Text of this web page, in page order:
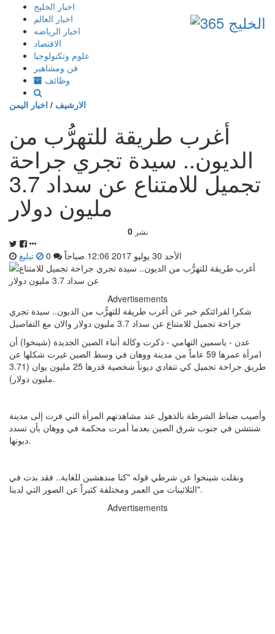
إذهب
المحتوى
اخبار الخليج
اخبار العالم
اخبار الرياضه
الاقتصاد
علوم وتكنولوجيا
فن ومشاهير
وظائف
الارشيف / اخبار اليمن
أغرب طريقة للتهرُّب من
الديون.. سيدة تجري جراحة
تجميل للامتناع عن سداد 3.7
مليون دولار
0 نشر
الأحد 30 يوليو 2017 12:06 صباحاً تبليغ
Advertisements
شكرا لقرائتكم خبر عن أغرب طريقة للتهرُّب من الديون.. سيدة تجري
جراحة تجميل للامتناع عن سداد 3.7 مليون دولار والان مع التفاصيل
عدن - ياسمين التهامي - ذكرت وكالة أنباء الصين الجديدة (شينخوا) أن
امرأة عمرها 59 عاماً من مدينة ووهان في وسط الصين غيرت شكلها عن
طريق جراحة تجميل كي تتفادي ديوناً شخصية قدرها 25 مليون يوان (3.71
مليون دولار).
وأصيب ضباط الشرطة بالذهول عند مشاهدتهم المرأة التي فرت إلى مدينة
شنتشن في جنوب شرق الصين بعدما أمرت محكمة في ووهان بأن تسدد
ديونها.
ونقلت شينخوا عن شرطي قوله "كنا مندهشين للغاية.. فقد بدت في
الثلاثينات من العمر ومختلفة كثيراً عن الصور التي لدينا".
Advertisements